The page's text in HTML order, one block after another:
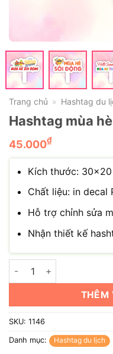
Trang chủ » Hashtag du
Hashtag mùa
45.000₫
Kích thước:
Chất liệu: in decal
Hỗ trợ chỉnh sửa
Nhận thiết kế
Hashtag mùa hè sôi động
THÊM
SKU: 1146
Danh mục: Hashtag du lịch